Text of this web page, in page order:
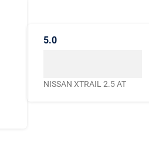
5.0
NISSAN XTRAIL 2.5 AT